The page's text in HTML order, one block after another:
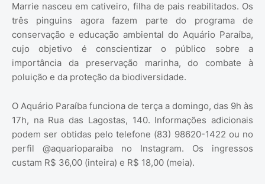
Marrie nasceu em cativeiro, filha de pais reabilitados. Os
três pinguins agora fazem parte do programa de
conservação e educação ambiental do Aquário Paraíba,
cujo objetivo é conscientizar o público sobre a
importância da preservação marinha, do combate à
poluição e da proteção da biodiversidade.
O Aquário Paraíba funciona de terça a domingo, das 9h às
17h, na Rua das Lagostas, 140. Informações adicionais
podem ser obtidas pelo telefone (83) 98620-1422 ou no
perfil @aquarioparaiba no Instagram. Os ingressos
custam R$ 36,00 (inteira) e R$ 18,00 (meia).